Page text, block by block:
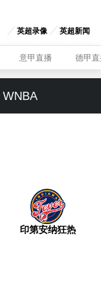
英超录像 英超新闻
意甲直播 德甲
WNBA
印第安纳狂热